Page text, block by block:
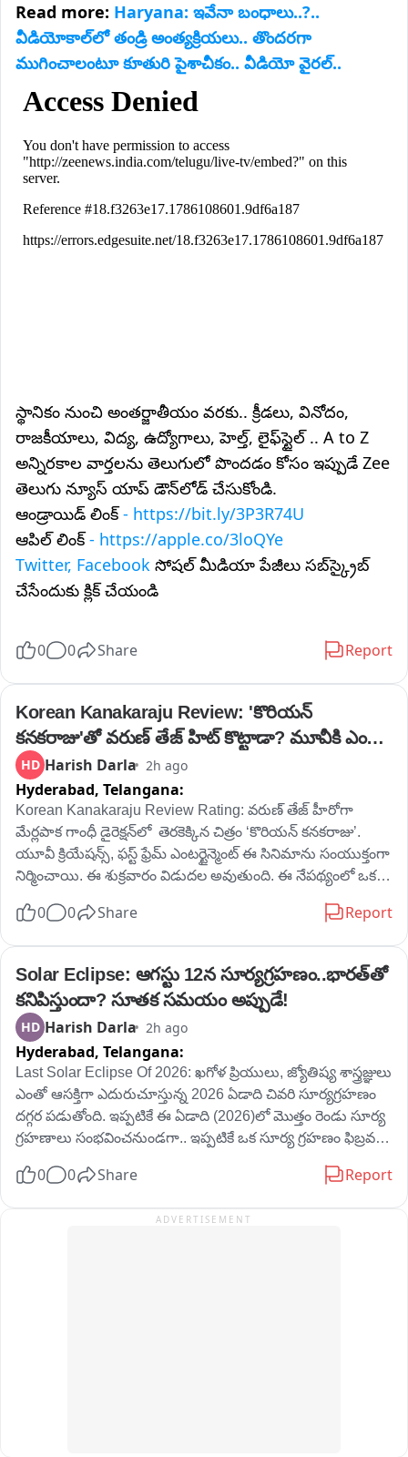
Read more: Haryana: ఇవేనా బంధాలు..?..
వీడియోకాల్‌లో తండ్రి అంత్యక్రియలు.. తొందరగా
ముగించాలంటూ కూతురి పైశాచీకం.. వీడియో వైరల్..
స్థానికం నుంచి అంతర్జాతీయం వరకు.. క్రీడలు, వినోదం,
రాజకీయాలు, విద్య, ఉద్యోగాలు, హెల్త్, లైఫ్‌స్టైల్ .. A to Z
అన్నిరకాల వార్తలను తెలుగులో పొందడం కోసం ఇప్పుడే Zee
తెలుగు న్యూస్ యాప్ డౌన్‌లోడ్ చేసుకోండి.
ఆండ్రాయిడ్ లింక్- https://bit.ly/3P3R74U
ఆపిల్ లింక్- https://apple.co/3loQYe
Twitter, Facebook సోషల్ మీడియా పేజీలు సబ్‌స్క్రైబ్
చేసేందుకు క్లిక్ చేయండి
0 0 Share Report
Korean Kanakaraju Review: 'కొరియన్
కనకరాజు'తో వరుణ్ తేజ్ హిట్ కొట్టాడా? మూవీకి ఎంత
రేటింగ్ ఇవ్వొచ్చంటే?
HD Harish Darla 2h ago
Hyderabad, Telangana:
Korean Kanakaraju Review Rating: వరుణ్ తేజ్ హీరోగా
మేర్లపాక గాంధీ డైరెక్షన్‌లో  తెరకెక్కిన చిత్రం ‘కొరియన్ కనకరాజు’.
యూవీ క్రియేషన్స్, ఫస్ట్ ఫ్రేమ్ ఎంటర్టైన్మెంట్ ఈ సినిమాను సంయుక్తంగా
నిర్మించాయి. ఈ శుక్రవారం విడుదల అవుతుంది. ఈ నేపథ్యంలో ఒక
సినిమాతో వరుణ్ తేజ్‌కు మేర్లపాక గాంధీ హిట్ అందించాడా లేదా మన
0 0 Share Report
Solar Eclipse: ఆగస్టు 12న సూర్యగ్రహణం..భారత్‌తో
కనిపిస్తుందా? సూతక సమయం అప్పుడే!
HD Harish Darla 2h ago
Hyderabad, Telangana:
Last Solar Eclipse Of 2026: ఖగోళ ప్రియులు, జ్యోతిష్య శాస్త్రజ్ఞులు
ఎంతో ఆసక్తిగా ఎదురుచూస్తున్న 2026 ఏడాది చివరి సూర్యగ్రహణం
దగ్గర పడుతోంది. ఇప్పటికే ఈ ఏడాది (2026)లో మొత్తం రెండు సూర్య
గ్రహణాలు సంభవించనుండగా.. ఇప్పటికే ఒక సూర్య గ్రహణం ఫిబ్రవరి
సంభవించనుంది. 2026లో ఏర్పడనున్న చివరి లేదా రెండో
సంభవించనుంది. జ్యోతిష్య గణనల ప్రకారం.. ఈ ఆఖరి సూర్య గ్రహణం
0 0 Share Report
ADVERTISEMENT